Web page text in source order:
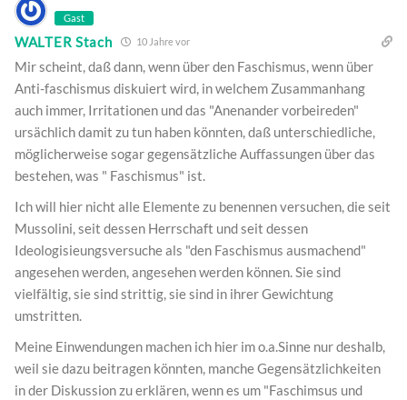
Gast
WALTER Stach 10 Jahre vor
Mir scheint, daß dann, wenn über den Faschismus, wenn über
Anti-faschismus diskuiert wird, in welchem Zusammanhang
auch immer, Irritationen und das "Anenander vorbeireden"
ursächlich damit zu tun haben könnten, daß unterschiedliche,
möglicherweise sogar gegensätzliche Auffassungen über das
bestehen, was " Faschismus" ist.
Ich will hier nicht alle Elemente zu benennen versuchen, die seit
Mussolini, seit dessen Herrschaft und seit dessen
Ideologisieungsversuche als "den Faschismus ausmachend"
angesehen werden, angesehen werden können. Sie sind
vielfältig, sie sind strittig, sie sind in ihrer Gewichtung
umstritten.
Meine Einwendungen machen ich hier im o.a.Sinne nur deshalb,
weil sie dazu beitragen könnten, manche Gegensätzlichkeiten
in der Diskussion zu erklären, wenn es um "Faschimsus und